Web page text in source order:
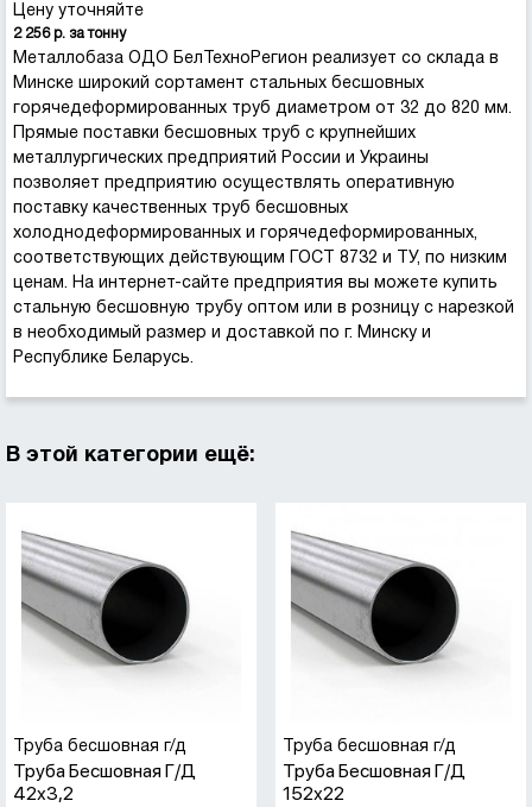
Цену уточняйте
2 256 р. за тонну
Металлобаза ОДО БелТехноРегион реализует со склада в
Минске широкий сортамент стальных бесшовных
горячедеформированных труб диаметром от 32 до 820 мм.
Прямые поставки бесшовных труб с крупнейших
металлургических предприятий России и Украины
позволяет предприятию осуществлять оперативную
поставку качественных труб бесшовных
холоднодеформированных и горячедеформированных,
соответствующих действующим ГОСТ 8732 и ТУ, по низким
ценам. На интернет-сайте предприятия вы можете купить
стальную бесшовную трубу оптом или в розницу с нарезкой
в необходимый размер и доставкой по г. Минску и
Республике Беларусь.
В этой категории ещё:
Труба бесшовная г/д
Труба Бесшовная Г/д
42х3,2
Труба бесшовная г/д
Труба Бесшовная Г/д
152х22